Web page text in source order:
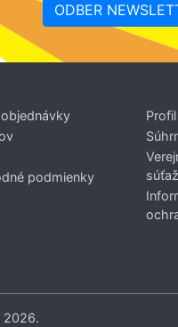
ODBER
podmienky
2026.